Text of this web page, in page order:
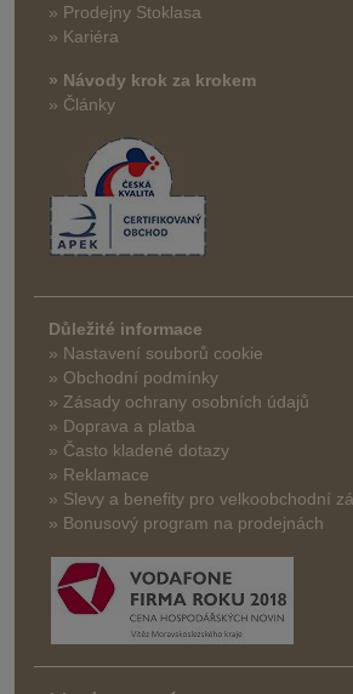
» Prodejny Stoklasa
» Kariéra
» Návody krok za krokem
» Články
Důležité informace
» Nastavení souborů cookie
» Obchodní podmínky
» Zásady ochrany osobních údajů
» Doprava a platba
» Často kladené dotazy
» Reklamace
» Slevy a benefity pro velkoobchodní
» Bonusový program na prodejnách